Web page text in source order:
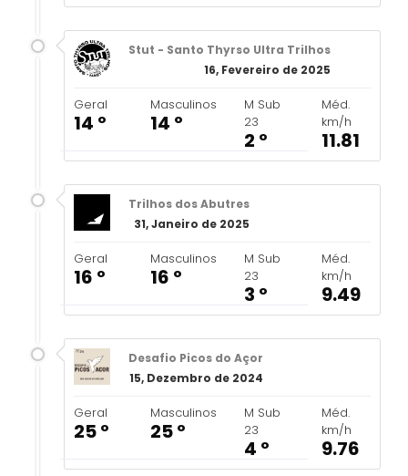
Stut - Santo Thyrso Ultra Trilhos
16, Fevereiro de 2025
Geral
14 º
Masculinos
14 º
M Sub
23
2 º
Méd.
km/h
11.81
Trilhos dos Abutres
31, Janeiro de 2025
Geral
16 º
Masculinos
16 º
M Sub
23
3 º
Méd.
km/h
9.49
Desafio Picos do Açor
15, Dezembro de 2024
Geral
25 º
Masculinos
25 º
M Sub
23
4 º
Méd.
km/h
9.76